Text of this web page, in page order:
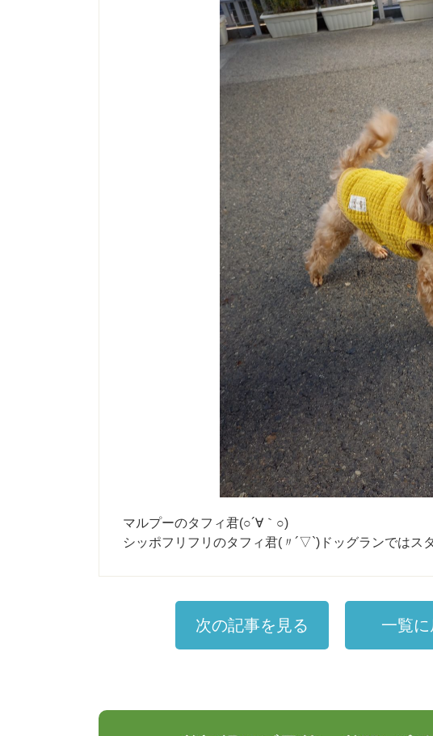
マルプーのタフィ君(○´∀｀○)
シッポフリフリのタフィ君(〃´▽`)ドッグランではス
次の記事を見る 一覧に